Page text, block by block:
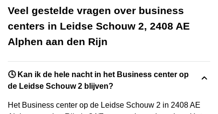
Veel gestelde vragen over business
centers in Leidse Schouw 2, 2408 AE
Alphen aan den Rijn
🕓 Kan ik de hele nacht in het Business center op
de Leidse Schouw 2 blijven?
Het Business center op de Leidse Schouw 2 in 2408 AE